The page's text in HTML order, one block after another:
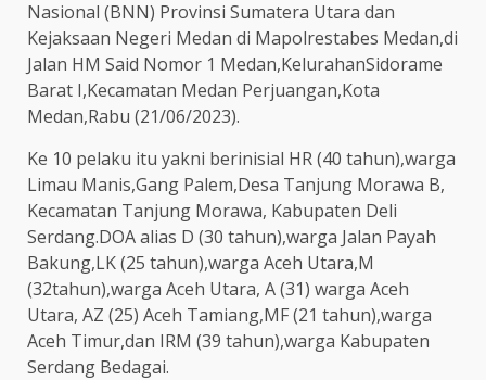
Nasional (BNN) Provinsi Sumatera Utara dan
Kejaksaan Negeri Medan di Mapolrestabes Medan,di
Jalan HM Said Nomor 1 Medan,KelurahanSidorame
Barat I,Kecamatan Medan Perjuangan,Kota
Medan,Rabu (21/06/2023).
Ke 10 pelaku itu yakni berinisial HR (40 tahun),warga
Limau Manis,Gang Palem,Desa Tanjung Morawa B,
Kecamatan Tanjung Morawa, Kabupaten Deli
Serdang.DOA alias D (30 tahun),warga Jalan Payah
Bakung,LK (25 tahun),warga Aceh Utara,M
(32tahun),warga Aceh Utara, A (31) warga Aceh
Utara, AZ (25) Aceh Tamiang,MF (21 tahun),warga
Aceh Timur,dan IRM (39 tahun),warga Kabupaten
Serdang Bedagai.